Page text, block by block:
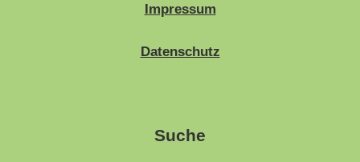
Impressum
Datenschutz
Suche